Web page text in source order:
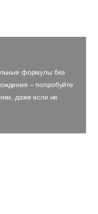
формулы без
– попробуйте
даже если не